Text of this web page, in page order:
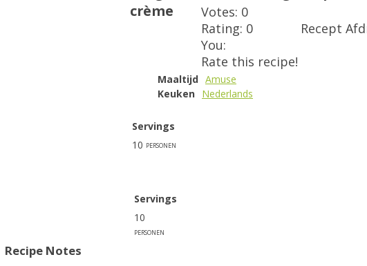
crème
Votes: 0
Rating: 0
You:
Rate this recipe!
Recept
Maaltijd Amuse
Keuken Nederlands
Servings
10 personen
Servings
10
personen
Recipe Notes